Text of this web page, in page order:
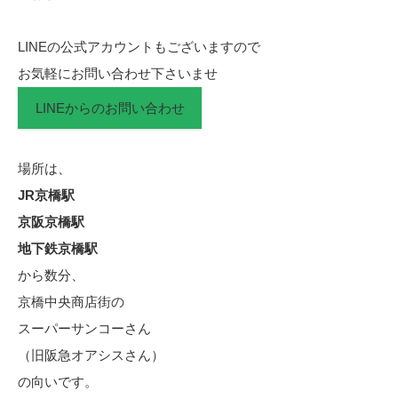
LINEの公式アカウントもございますので
お気軽にお問い合わせ下さいませ
LINEからのお問い合わせ
場所は、
JR京橋駅
京阪京橋駅
地下鉄京橋駅
から数分、
京橋中央商店街の
スーパーサンコーさん
（旧阪急オアシスさん）
の向いです。